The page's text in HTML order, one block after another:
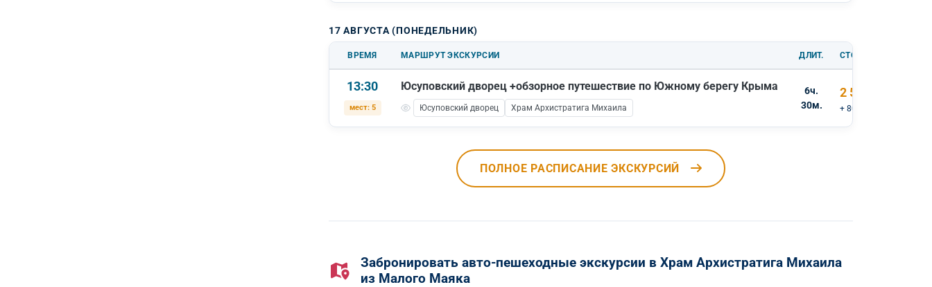
17 АВГУСТА (ПОНЕДЕЛЬНИК)
ВРЕМЯ МАРШРУТ ЭКСКУРСИИ ДЛИТ. СТОИМОСТЬ
13:30
мест: 5
Юсуповский дворец +обзорное путешествие по Южному берегу Крыма
Юсуповский дворец Храм Архистратига Михаила
6ч.
30м.
2 500 ₽
+ 800 ₽ вх.билеты
ПОЛНОЕ РАСПИСАНИЕ ЭКСКУРСИЙ
Забронировать авто-пешеходные экскурсии в Храм Архистратига Михаила
из Малого Маяка